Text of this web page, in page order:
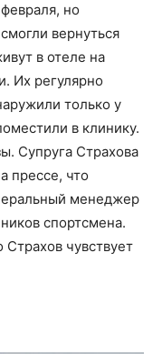
но
вернуться
в отеле на
Их регулярно
только у
в клинику.
Супруга Страхова
прессе, что
менеджер
спортсмена.
чувствует